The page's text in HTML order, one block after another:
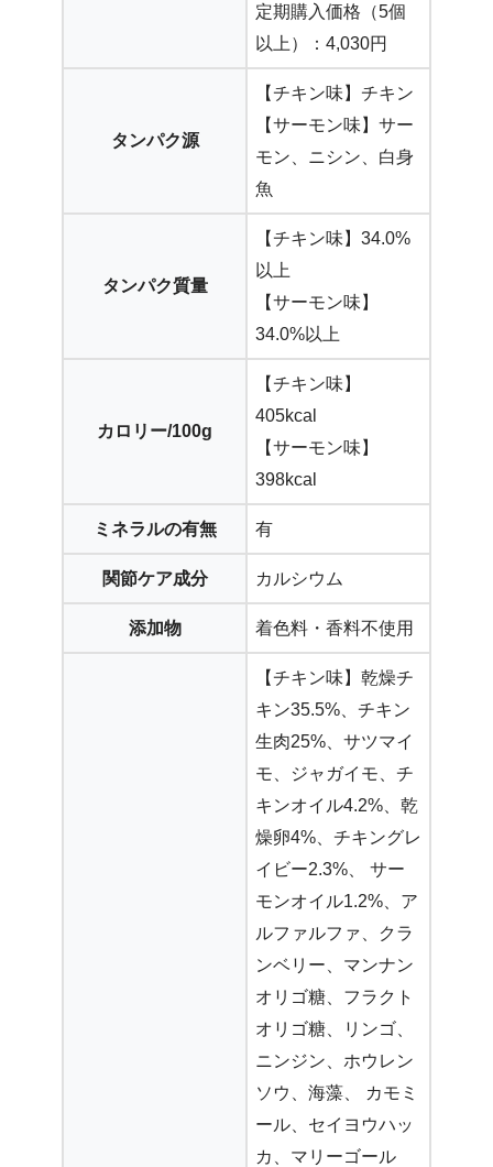
定期購入価格（5個
以上）：4,030円
タンパク源
【チキン味】チキン
【サーモン味】サー
モン、ニシン、白身
魚
タンパク質量
【チキン味】34.0%
以上
【サーモン味】
34.0%以上
カロリー/100g
【チキン味】
405kcal
【サーモン味】
398kcal
ミネラルの有無 有
関節ケア成分 カルシウム
添加物 着色料・香料不使用
【チキン味】乾燥チ
キン35.5%、チキン
生肉25%、サツマイ
モ、ジャガイモ、チ
キンオイル4.2%、乾
燥卵4%、チキングレ
イビー2.3%、 サー
モンオイル1.2%、ア
ルファルファ、クラ
ンベリー、マンナン
オリゴ糖、フラクト
オリゴ糖、リンゴ、
ニンジン、ホウレン
ソウ、海藻、 カモミ
ール、セイヨウハッ
カ、マリーゴール